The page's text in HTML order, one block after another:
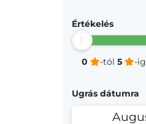
Értékelés
0 -tól 5 -ig
Ugrás dátumra